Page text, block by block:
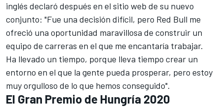
inglés declaró después en el sitio web de su nuevo
conjunto: "Fue una decisión difícil, pero Red Bull me
ofreció una oportunidad maravillosa de construir un
equipo de carreras en el que me encantaría trabajar.
Ha llevado un tiempo, porque lleva tiempo crear un
entorno en el que la gente pueda prosperar, pero estoy
muy orgulloso de lo que hemos conseguido".
El Gran Premio de Hungría 2020